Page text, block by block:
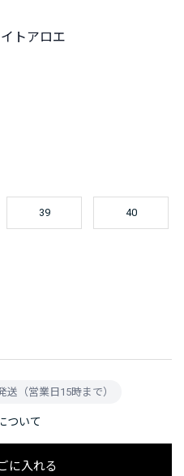
トアロエ
39 40
に入れる
送（営業日15時まで）
ついて